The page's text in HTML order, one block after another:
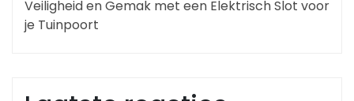
Veiligheid en Gemak met een Elektrisch Slot voor
je Tuinpoort